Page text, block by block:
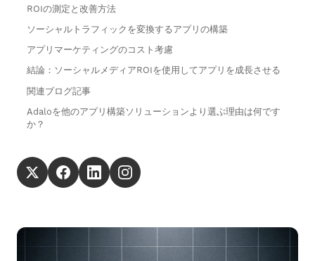
ROIの測定と改善方法
ソーシャルトラフィックを変換するアプリの構築
アプリマーケティングのコスト考慮
結論：ソーシャルメディアROIを使用してアプリを成長させる
関連ブログ記事
Adaloを他のアプリ構築ソリューションより選ぶ理由は何です
か？